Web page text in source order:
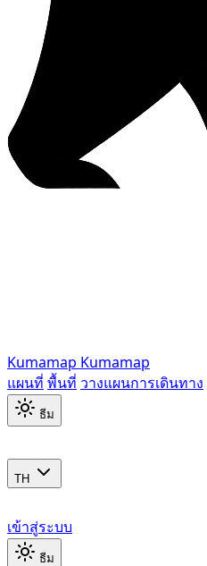
Kumamap Kumamap
แผนที่ พื้นที่ วางแผนการเดินทาง
ธีม
TH
เข้าสู่ระบบ
ธีม